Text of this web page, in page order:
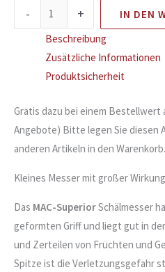
- +
IN DEN
Beschreibung
Zusätzliche Informationen
Produktsicherheit
Gratis dazu bei einem Bestellwert
Angebote) Bitte legen Sie diesen
anderen Artikeln in den Warenkorb.
Kleines Messer mit großer
Das MAC-SuperiorSchälmesser
geformten Griff und liegt gut in
und Zerteilen von Früchten und
Spitze ist die Verletzungsgefahr